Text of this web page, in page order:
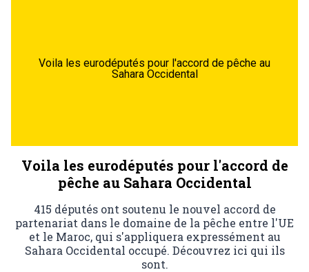
Voila les eurodéputés pour l'accord de pêche au
Sahara Occidental
Voila les eurodéputés pour l'accord de
pêche au Sahara Occidental
415 députés ont soutenu le nouvel accord de
partenariat dans le domaine de la pêche entre l'UE
et le Maroc, qui s'appliquera expressément au
Sahara Occidental occupé. Découvrez ici qui ils
sont.